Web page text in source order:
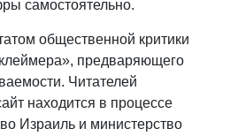
самостоятельно.
общественной критики
предваряющего
Читателей
находится в процессе
Израиль и министерство